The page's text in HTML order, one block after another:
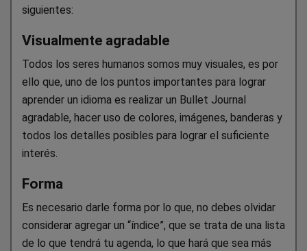
siguientes:
Visualmente agradable
Todos los seres humanos somos muy visuales, es por
ello que, uno de los puntos importantes para lograr
aprender un idioma es realizar un Bullet Journal
agradable, hacer uso de colores, imágenes, banderas y
todos los detalles posibles para lograr el suficiente
interés.
Forma
Es necesario darle forma por lo que, no debes olvidar
considerar agregar un “índice”, que se trata de una lista
de lo que tendrá tu agenda, lo que hará que sea más